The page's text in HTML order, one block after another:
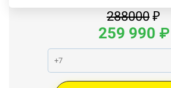
288000 ₽
259 990 ₽